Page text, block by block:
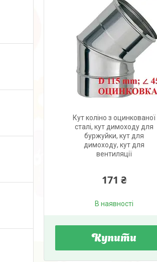
Кут коліно з оцинкованої
сталі, кут димоходу для
буржуйки, кут для
димоходу, кут для
вентиляції
171 ₴
В наявності
Купити